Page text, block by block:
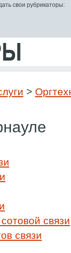
>
связи
связи
свои рубрикаторы: